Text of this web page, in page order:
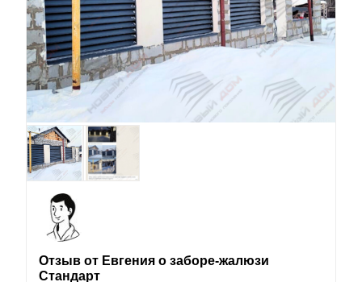
Отзыв от Евгения о заборе-жалюзи
Стандарт